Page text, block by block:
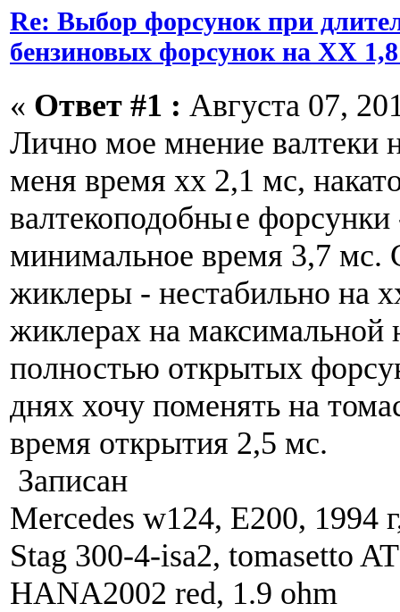
Re: Выбор форсунок при
бензиновых форсунок на ХХ
« Ответ #1 : Августа 07,
Лично мое мнение валтеки
меня время хх 2,1 мс,
валтекоподобные форсунки
минимальное время 3,7 мс.
жиклеры - нестабильно на
жиклерах на максимальной
полностью открытых
днях хочу поменять на
время открытия 2,5 мс.
Записан
Mercedes w124, E200, 1994
Stag 300-4-isa2, tomasetto
HANA2002 red, 1.9 ohm